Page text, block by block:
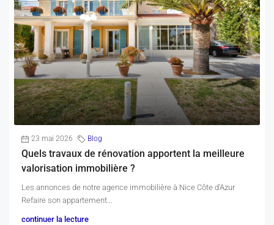
23 mai 2026 Blog
Quels travaux de rénovation apportent la meilleure
valorisation immobilière ?
Les annonces de notre agence immobilière à Nice Côte d'Azur ​
Refaire son appartement...
continuer la lecture